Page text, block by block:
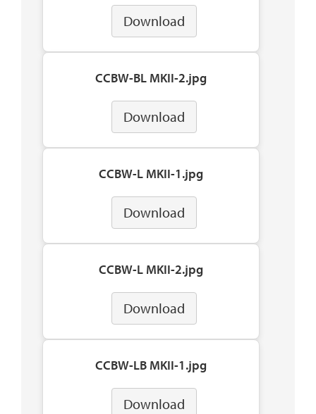
Download
CCBW-BL MKII-2.jpg
Download
CCBW-L MKII-1.jpg
Download
CCBW-L MKII-2.jpg
Download
CCBW-LB MKII-1.jpg
Download